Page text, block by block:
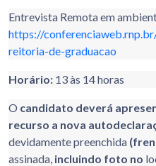
Entrevista Remota em
https://
reitoria-de-graduacao
Horário: 13 às 14 horas
O candidato deverá
recurso a nova
devidamente preenchida
assinada, incluindo foto no